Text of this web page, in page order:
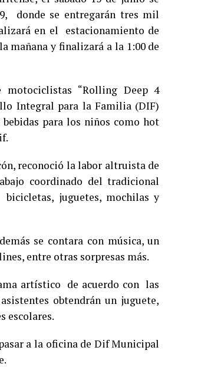
donde se entregarán tres mil
en el estacionamiento de
mañana y finalizará a la 1:00 de
“Rolling Deep 4
Integral para la Familia (DIF)
para los niños como hot
reconoció la labor altruista de
coordinado del tradicional
juguetes, mochilas y
se contara con música, un
entre otras sorpresas más.
artístico de acuerdo con las
obtendrán un juguete,
escolares.
a la oficina de Dif Municipal